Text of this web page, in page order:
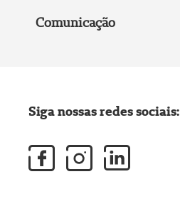
Comunicação
Siga nossas redes sociais: